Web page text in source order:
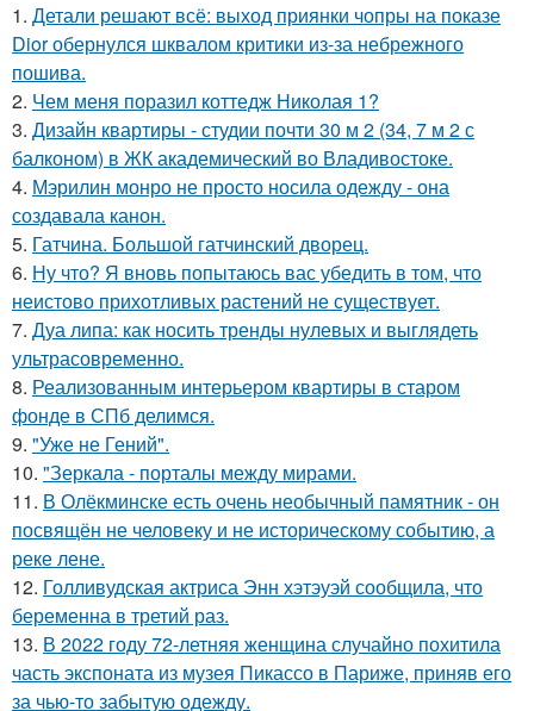
1. Детали решают всё: выход приянки чопры на показе
Dior обернулся шквалом критики из-за небрежного
пошива.
2. Чем меня поразил коттедж Николая 1?
3. Дизайн квартиры - студии почти 30 м 2 (34, 7 м 2 с
балконом) в ЖК академический во Владивостоке.
4. Мэрилин монро не просто носила одежду - она
создавала канон.
5. Гатчина. Большой гатчинский дворец.
6. Ну что? Я вновь попытаюсь вас убедить в том, что
неистово прихотливых растений не существует.
7. Дуа липа: как носить тренды нулевых и выглядеть
ультрасовременно.
8. Реализованным интерьером квартиры в старом
фонде в СПб делимся.
9. "Уже не Гений".
10. "Зеркала - порталы между мирами.
11. В Олёкминске есть очень необычный памятник - он
посвящён не человеку и не историческому событию, а
реке лене.
12. Голливудская актриса Энн хэтэуэй сообщила, что
беременна в третий раз.
13. В 2022 году 72-летняя женщина случайно похитила
часть экспоната из музея Пикассо в Париже, приняв его
за чью-то забытую одежду.